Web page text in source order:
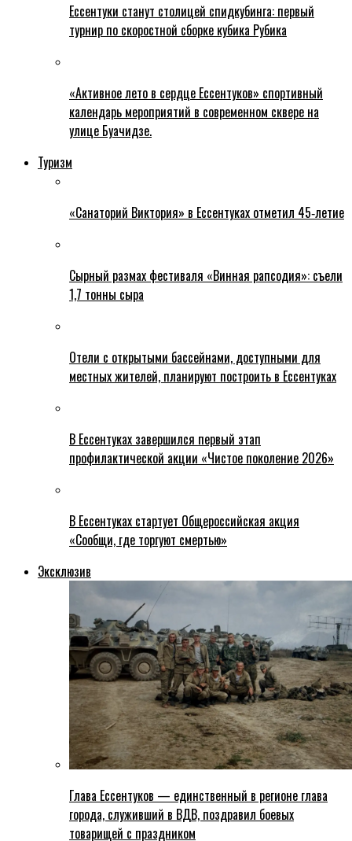
Ессентуки станут столицей спидкубинга: первый
турнир по скоростной сборке кубика Рубика
«Активное лето в сердце Ессентуков» спортивный
календарь мероприятий в современном сквере на
улице Буачидзе.
Туризм
«Санаторий Виктория» в Ессентуках отметил 45‑летие
Сырный размах фестиваля «Винная рапсодия»: съели
1,7 тонны сыра
Отели с открытыми бассейнами, доступными для
местных жителей, планируют построить в Ессентуках
В Ессентуках завершился первый этап
профилактической акции «Чистое поколение 2026»
В Ессентуках стартует Общероссийская акция
«Сообщи, где торгуют смертью»
Эксклюзив
Глава Ессентуков — единственный в регионе глава
города, служивший в ВДВ, поздравил боевых
товарищей с праздником